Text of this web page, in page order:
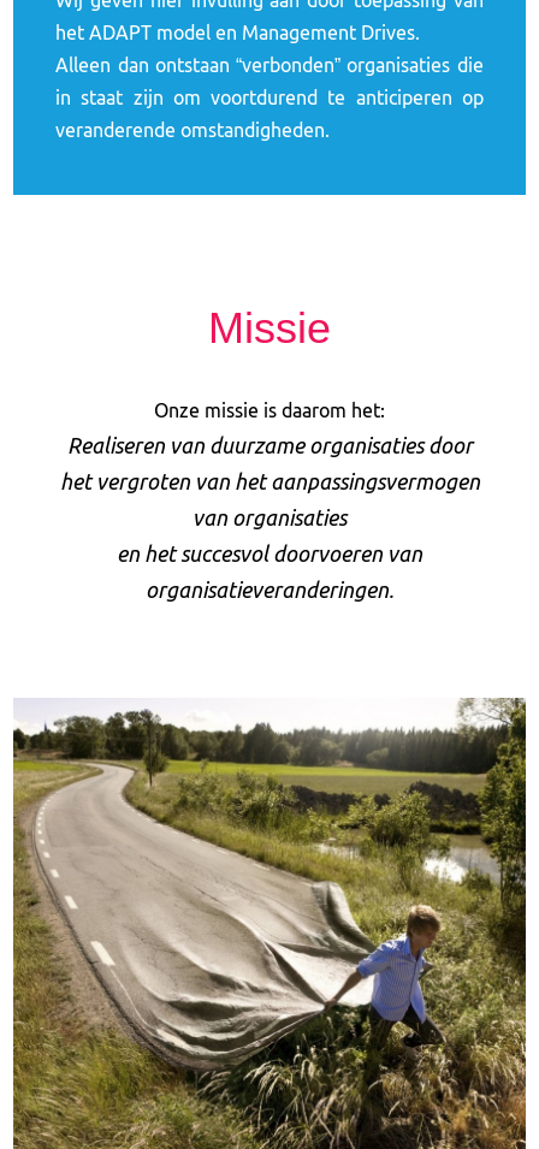
het ADAPT model en Management Drives.
Alleen dan ontstaan “verbonden” organisaties die
in staat zijn om voortdurend te anticiperen op
veranderende omstandigheden.
Missie
Onze missie is daarom het:
Realiseren van duurzame organisaties door
het vergroten van het aanpassingsvermogen
van organisaties
en het succesvol doorvoeren van
organisatieveranderingen.